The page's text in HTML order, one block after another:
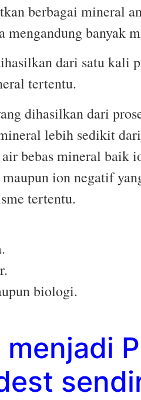
berbagai mineral
mengandung banyak
dari satu kali
tertentu.
dihasilkan dari
lebih sedikit
bebas mineral baik
ion negatif
tertentu.
biologi.